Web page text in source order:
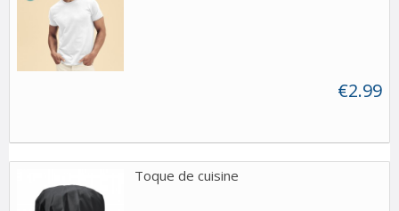
€2.99
Toque de cuisine